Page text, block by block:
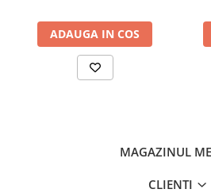
ADAUGA IN COS
MAGAZINUL
CLIENTI